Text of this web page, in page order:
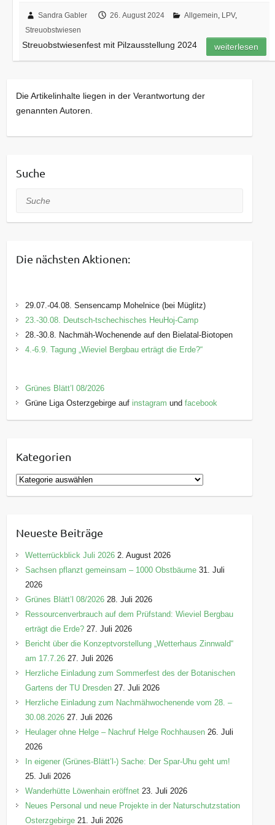
Sandra Gabler 26. August 2024 Allgemein LPV,
Streuobstwiesen
Streuobstwiesenfest mit Pilzausstellung 2024 weiterlesen
Die Artikelinhalte liegen in der Verantwortung der
genannten Autoren.
Suche
Suche
Die nächsten Aktionen:
29.07.-04.08. Sensencamp Mohelnice (bei Müglitz)
23.-30.08. Deutsch-tschechisches HeuHoj-Camp
28.-30.8. Nachmäh-Wochenende auf den Bielatal-Biotopen
4.-6.9. Tagung „Wieviel Bergbau erträgt die Erde?“
Grünes Blätt’l 08/2026
Grüne Liga Osterzgebirge auf instagram undfacebook
Kategorien
K
a
g
o
r
e
n
Neueste Beiträge
Wetterrückblick Juli 2026 2. August 2026
Sachsen pflanzt gemeinsam – 1000 Obstbäume 31. Juli
2026
Grünes Blätt’l 08/2026 28. Juli 2026
Ressourcenverbrauch auf dem Prüfstand: Wieviel Bergbau
erträgt die Erde? 27. Juli 2026
Bericht über die Konzeptvorstellung „Wetterhaus Zinnwald“
am 17.7.26 27. Juli 2026
Herzliche Einladung zum Sommerfest des der Botanischen
Gartens der TU Dresden 27. Juli 2026
Herzliche Einladung zum Nachmähwochenende vom 28. –
30.08.2026 27. Juli 2026
Heulager ohne Helge – Nachruf Helge Rochhausen 26. Juli
2026
In eigener (Grünes-Blätt’l-) Sache: Der Spar-Uhu geht um!
25. Juli 2026
Wanderhütte Löwenhain eröffnet 23. Juli 2026
Neues Personal und neue Projekte in der Naturschutzstation
Osterzgebirge 21. Juli 2026